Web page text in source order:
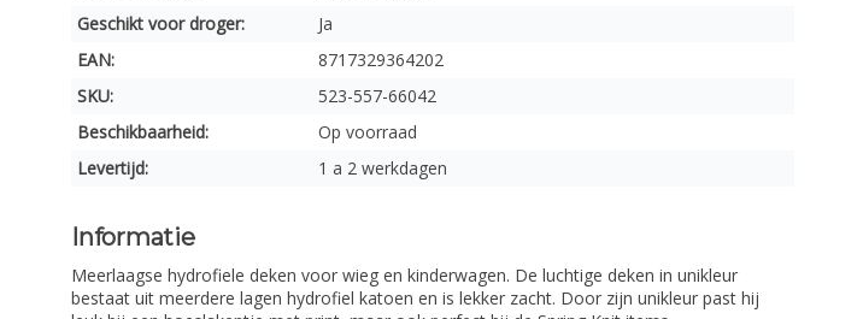
Geschikt voor droger:
Ja
EAN:
8717329364202
SKU:
523-557-66042
Beschikbaarheid:
Op voorraad
Levertijd:
1 a 2 werkdagen
Informatie
Meerlaagse hydrofiele deken voor wieg en kinderwagen. De luchtige deken in unikleur
bestaat uit meerdere lagen hydrofiel katoen en is lekker zacht. Door zijn unikleur past hij